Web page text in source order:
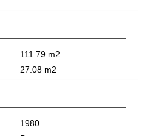
111.79 m2
27.08 m2
1980